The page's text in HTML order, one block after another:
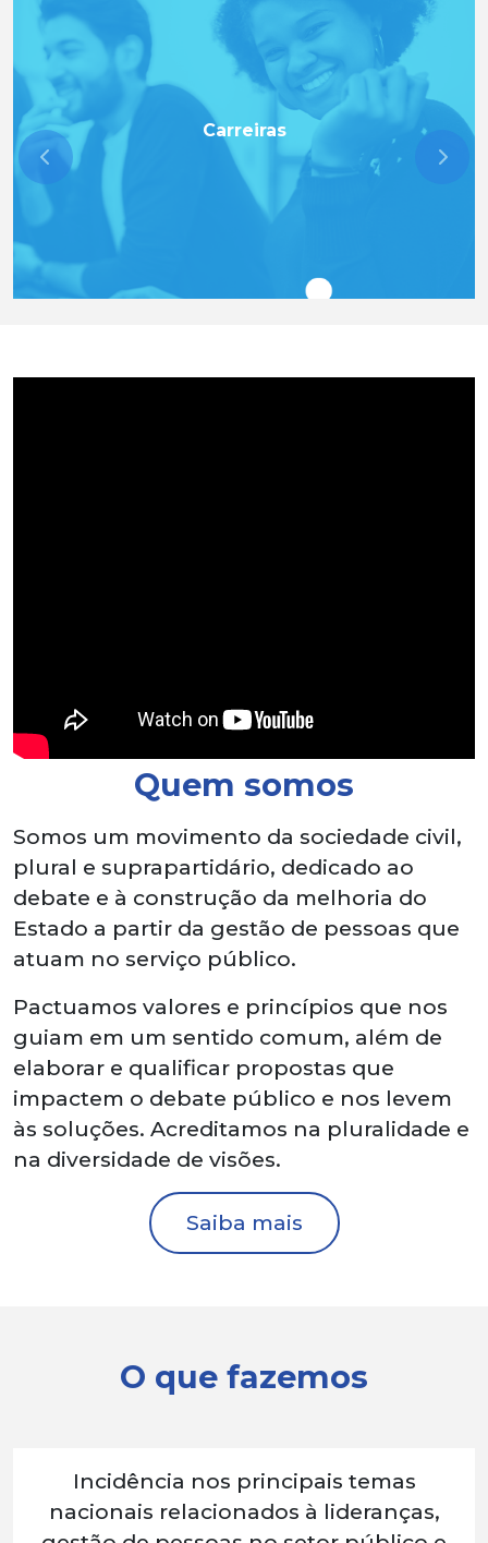
Carreiras
Quem somos
Somos um movimento da sociedade civil,
plural e suprapartidário, dedicado ao
debate e à construção da melhoria do
Estado a partir da gestão de pessoas que
atuam no serviço público.
Pactuamos valores e princípios que nos
guiam em um sentido comum, além de
elaborar e qualificar propostas que
impactem o debate público e nos levem
às soluções. Acreditamos na pluralidade e
na diversidade de visões.
Saiba mais
O que fazemos
Incidência nos principais temas
nacionais relacionados à lideranças,